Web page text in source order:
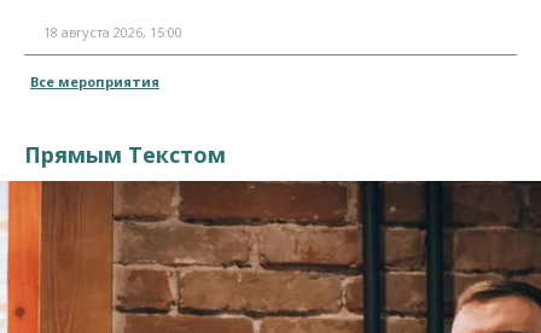
18 августа 2026, 15:00
Все мероприятия
Прямым Текстом